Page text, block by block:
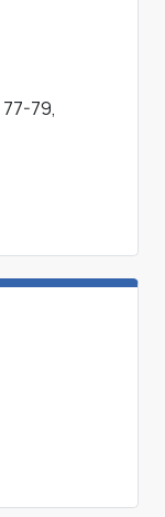
79,